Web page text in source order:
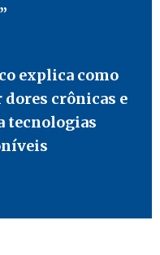
explica como
crônicas e
tecnologias